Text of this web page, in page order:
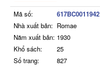
Mã số:
617BC0011942
Nhà xuất bản: Romae
Năm xuất bản: 1930
Khổ sách:
25
Số trang:
827